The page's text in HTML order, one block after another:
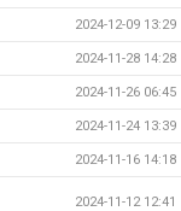
2024-12-09 13:29
2024-11-28 14:28
2024-11-26 06:45
2024-11-24 13:39
2024-11-16 14:18
2024-11-12 12:41